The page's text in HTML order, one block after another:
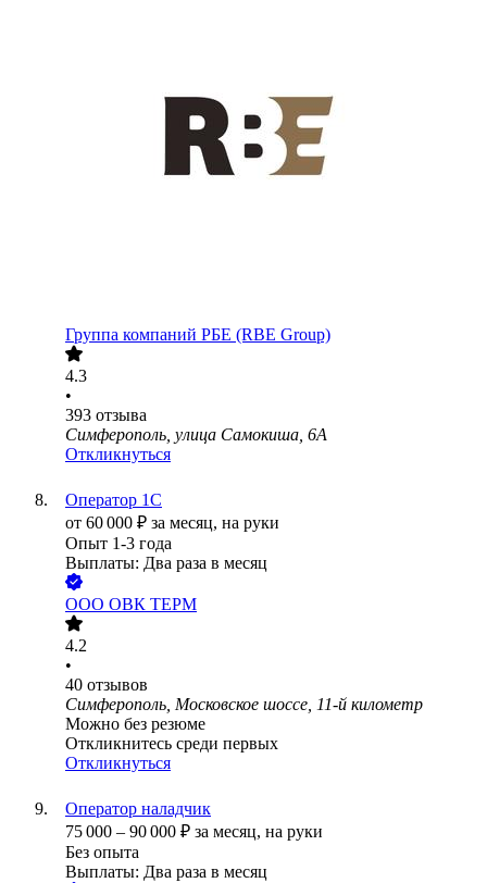
Группа компаний РБЕ (RBE Group)
4.3
•
393 отзыва
Симферополь, улица Самокиша, 6А
Откликнуться
Оператор 1С
от 60 000 ₽ за месяц, на руки
Опыт 1-3 года
Выплаты: Два раза в месяц
ООО ОВК ТЕРМ
4.2
•
40 отзывов
Симферополь, Московское шоссе, 11-й километр
Можно без резюме
Откликнитесь среди первых
Откликнуться
Оператор наладчик
75 000 – 90 000 ₽ за месяц, на руки
Без опыта
Выплаты: Два раза в месяц